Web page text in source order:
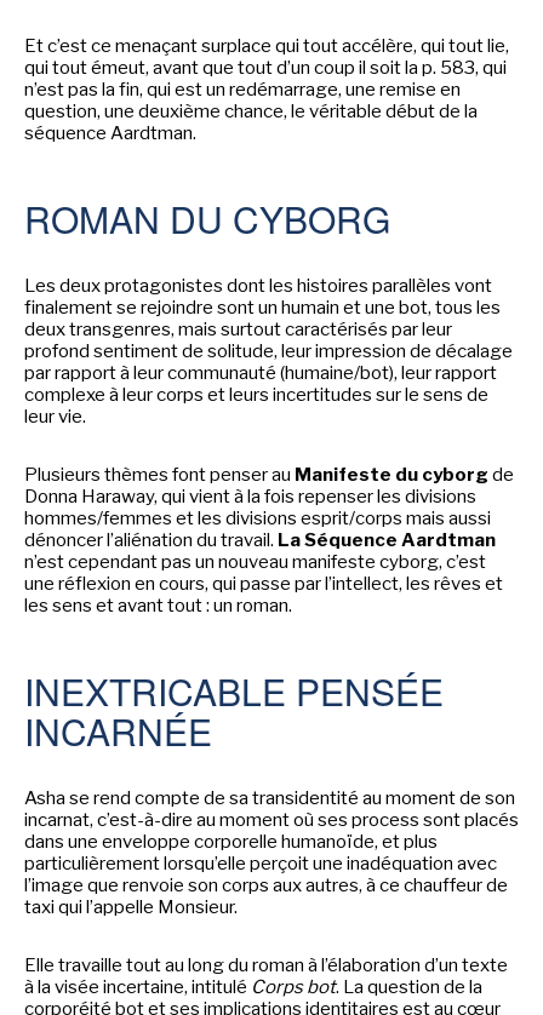
NEWSLETTER
S'ABONNER
En indiquant votre adresse mail ci-dessus, vous consentez à recevoir des mails de la
part d'Actusf. Vous pouvez vous désinscrire à tout moment à travers les liens de
désinscription.
FORUM
EDITIONS ACTUSF
EMAGINAIRE
MES PREMIÈRES LECTURES
Mentions légales - Cookies - Publicités
Données personnelles - Plan du site
Et c’est ce menaçant surplace qui tout accélère, qui tout lie,
qui tout émeut, avant que tout d’un coup il soit la p. 583, qui
n’est pas la fin, qui est un redémarrage, une remise en
question, une deuxième chance, le véritable début de la
séquence Aardtman.
ROMAN DU CYBORG
Les deux protagonistes dont les histoires parallèles vont
finalement se rejoindre sont un humain et une bot, tous les
deux transgenres, mais surtout caractérisés par leur
profond sentiment de solitude, leur impression de décalage
par rapport à leur communauté (humaine/bot), leur rapport
complexe à leur corps et leurs incertitudes sur le sens de
leur vie.
Plusieurs thèmes font penser au Manifeste du cyborg de
Donna Haraway, qui vient à la fois repenser les divisions
hommes/femmes et les divisions esprit/corps mais aussi
dénoncer l’aliénation du travail. La Séquence Aardtman
n’est cependant pas un nouveau manifeste cyborg, c’est
une réflexion en cours, qui passe par l’intellect, les rêves et
les sens et avant tout : un roman.
INEXTRICABLE PENSÉE
INCARNÉE
Asha se rend compte de sa transidentité au moment de son
incarnat, c’est-à-dire au moment où ses process sont placés
dans une enveloppe corporelle humanoïde, et plus
particulièrement lorsqu’elle perçoit une inadéquation avec
l’image que renvoie son corps aux autres, à ce chauffeur de
taxi qui l’appelle Monsieur.
Elle travaille tout au long du roman à l’élaboration d’un texte
à la visée incertaine, intitulé Corps bot. La question de la
corporéité bot et ses implications identitaires est au cœur